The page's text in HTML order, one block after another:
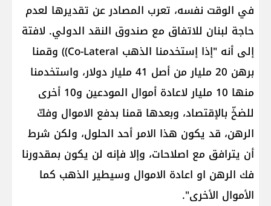
في الوقت نفسه، تعرب المصادر عن تقديرها لعدم
حاجة لبنان للاتفاق مع صندوق النقد الدولي. لافتة
إلى أنه "إذا إستخدمنا ​الذهب​ Co-Lateral)) وقمنا
برهن 20 مليار من أصل 41 مليار دولار، واستخدمنا
منها 10 مليار لاعادة أموال المودعين و10 أخرى
للضخّ بالإقتصاد، وبعدها قمنا بدفع الاموال وفكّ
الرهن، قد يكون هذا الامر أحد الحلول، ولكن شرط
أن يترافق مع اصلاحات، وإلا فإنه لن يكون بمقدورنا
فك الرهن او اعادة الاموال وسيطير الذهب كما
الأموال الأخرى".